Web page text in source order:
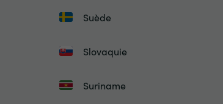
Suède
Slovaquie
Suriname